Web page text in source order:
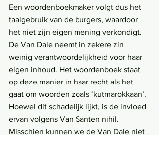
Een woordenboekmaker volgt dus het
taalgebruik van de burgers, waardoor
het niet zijn eigen mening verkondigt.
De Van Dale neemt in zekere zin
weinig verantwoordelijkheid voor haar
eigen inhoud. Het woordenboek staat
op deze manier in haar recht als het
gaat om woorden zoals ‘kutmarokkaan’.
Hoewel dit schadelijk lijkt, is de invloed
ervan volgens Van Santen nihil.
Misschien kunnen we de Van Dale niet